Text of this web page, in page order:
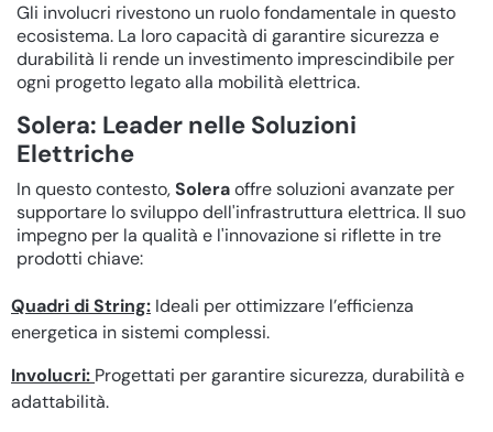
Gli involucri rivestono un ruolo fondamentale in questo
ecosistema. La loro capacità di garantire sicurezza e
durabilità li rende un investimento imprescindibile per
ogni progetto legato alla mobilità elettrica.
Solera: Leader nelle Soluzioni
Elettriche
In questo contesto,Soleraoffre soluzioni avanzate per
supportare lo sviluppo dell'infrastruttura elettrica. Il suo
impegno per la qualità e l'innovazione si riflette in tre
prodotti chiave:
Quadri di String: Ideali per ottimizzare l’efficienza
energetica in sistemi complessi.
Involucri: Progettati per garantire sicurezza, durabilità e
adattabilità.